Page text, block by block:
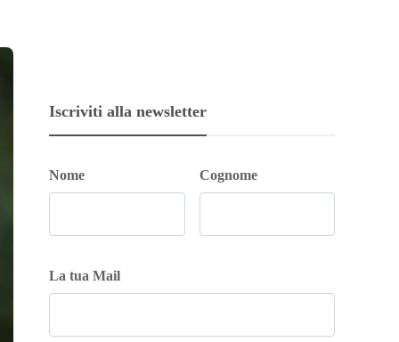
Iscriviti alla newsletter
Nome Cognome
La tua Mail